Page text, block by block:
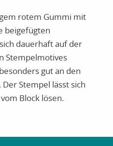
rotem Gummi mit
beigefügten
dauerhaft auf der
Stempelmotives
gut an den
Stempel lässt sich
Block lösen.